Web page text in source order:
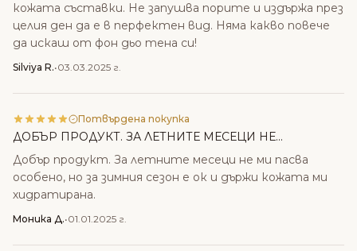
кожата съставки. Не запушва порите и издържа през
целия ден да е в перфектен вид. Няма какво повече
да искаш от фон дьо тена си!
Silviya R.•03.03.2025 г.
Потвърдена покупка
ДОБЪР ПРОДУКТ. ЗА ЛЕТНИТЕ МЕСЕЦИ НЕ...
Добър продукт. За летните месеци не ми пасва
особено, но за зимния сезон е ок и държи кожата ми
хидратирана.
Моника Д.•01.01.2025 г.